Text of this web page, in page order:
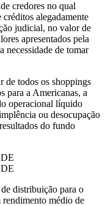
credores no qual
alegadamente
judicial, no valor de
apresentados pela
necessidade de tomar
de todos os shoppings
para a Americanas, a
operacional líquido
ou desocupação
do fundo
distribuição para o
rendimento médio de